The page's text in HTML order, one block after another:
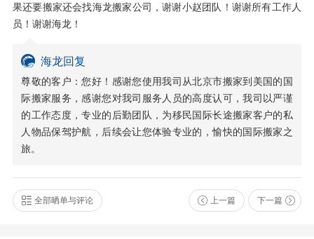
果还要搬家还会找海龙搬家公司，谢谢小赵团队！谢谢所有工作人
员！谢谢海龙！
海龙回复
尊敬的客户：您好！感谢您使用我司从北京市搬家到美国的国
际搬家服务，感谢您对我司服务人员的高度认可，我司以严谨
的工作态度，专业的后勤团队，为移民国际长途搬家客户的私
人物品保驾护航，后续会让您体验专业的，愉快的国际搬家之
旅。
全部晒单与评论 上一篇 下一篇